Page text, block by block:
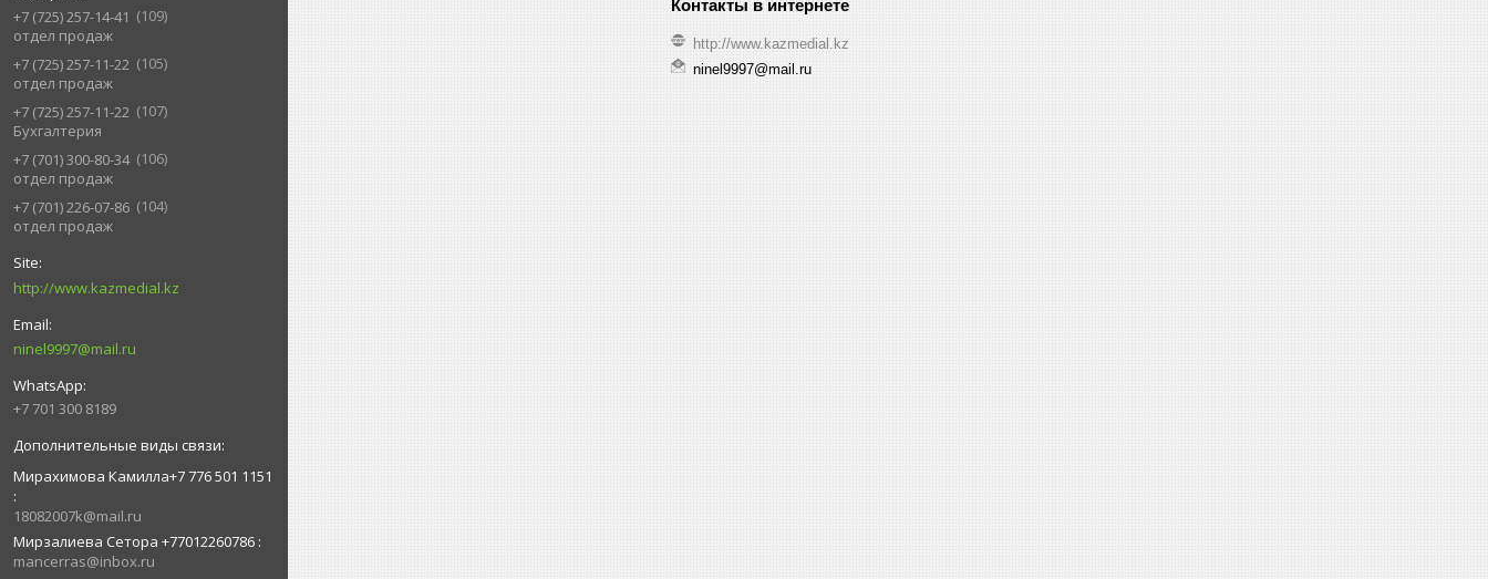
+7 (725) 257-14-41
109
отдел продаж
+7 (725) 257-11-22
105
отдел продаж
+7 (725) 257-11-22
107
Бухгалтерия
+7 (701) 300-80-34
106
отдел продаж
+7 (701) 226-07-86
104
отдел продаж
http://www.kazmedial.kz
ninel9997@mail.ru
+7 701 300 8189
Мирахимова Камилла+7 776 501 1151
18082007k@mail.ru
Мирзалиева Сетора +77012260786
mancerras@inbox.ru
http://www.kazmedial.kz
ninel9997@mail.ru